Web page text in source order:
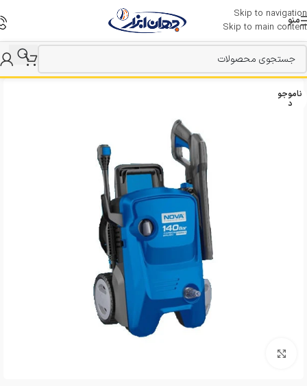
Skip to navigation
Skip to main content
منو
ناموجو
د